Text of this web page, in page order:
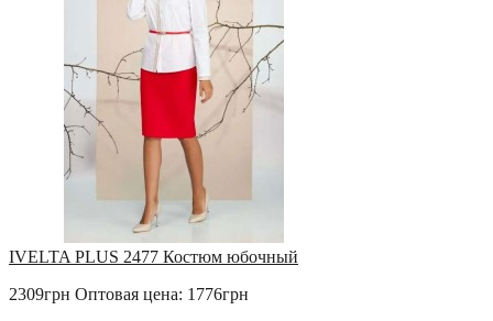
IVELTA PLUS 2477 Костюм юбочный
2309грн Оптовая цена: 1776грн